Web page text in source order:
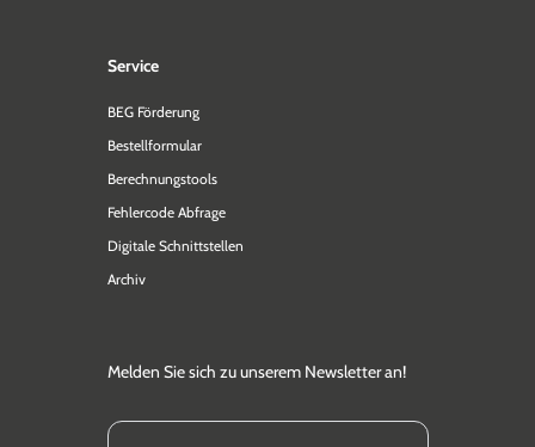
Service
BEG Förderung
Bestellformular
Berechnungstools
Fehlercode Abfrage
Digitale Schnittstellen
Archiv
Melden Sie sich zu unserem Newsletter an!